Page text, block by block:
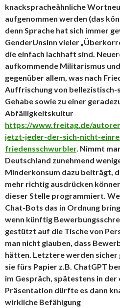
knackspracheähnliche
aufgenommen werden (das
denn Sprache hat sich immer
GenderUnsinn vieler
die einfach lachhaft sind.
aufkommende Militarismus
gegenüber allem, was nach
Auffrischung von
Gehabe sowie zu einer
Abfälligkeitskultur
https://www.freitag.de/
jetzt-jeder-der-sich-nicht-
friedensschwurbler. Nimmt
Deutschland zunehmend
Minderkonsum dazu beiträgt,
mehr richtig ausdrücken
dieser Stelle programmiert.
Chat-Bots das in Ordnung
wenn künftig
gestützt auf die Tische von
man nicht glauben, dass
hätten. Letztere werden
sie fürs Papier z.B. ChatGPT
im Gespräch, spätestens in der
Präsentation dürfte es dann
wirkliche Befähigung